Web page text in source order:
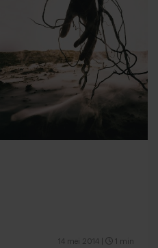
14 mei 2014 1 min